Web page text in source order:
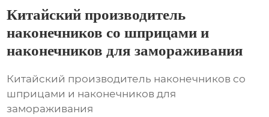
Китайский производитель
наконечников со шприцами и
наконечников для замораживания
Китайский производитель наконечников со
шприцами и наконечников для
замораживания